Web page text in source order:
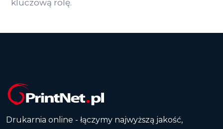
kluczową rolę.
Drukarnia online - łączymy najwyższą jakość,